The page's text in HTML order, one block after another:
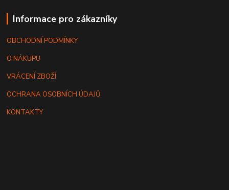
Informace pro zákazníky
OBCHODNÍ PODMÍNKY
O NÁKUPU
VRÁCENÍ ZBOŽÍ
OCHRANA OSOBNÍCH ÚDAJŮ
KONTAKTY